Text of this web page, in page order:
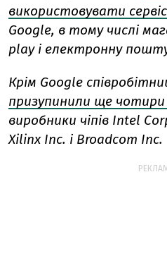
використовувати
Google, в тому числі
play і електронну
Крім Google
призупинили ще чотири
виробники чіпів Intel
Xilinx Inc. і Broadcom Inc.